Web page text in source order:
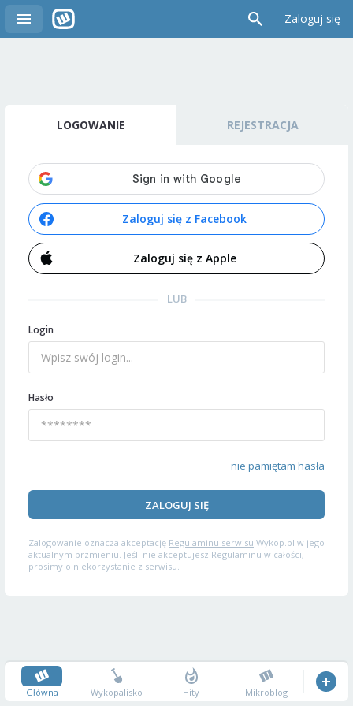
Zaloguj się
LOGOWANIE REJESTRACJA
Zaloguj się z Facebook
Zaloguj się z Apple
LUB
Login
Hasło
nie pamiętam hasła
ZALOGUJ SIĘ
Zalogowanie oznacza akceptację Regulaminu serwisu Wykop.pl w jego
aktualnym brzmieniu. Jeśli nie akceptujesz Regulaminu w całości,
prosimy o niekorzystanie z serwisu.
Główna Wykopalisko Hity Mikroblog